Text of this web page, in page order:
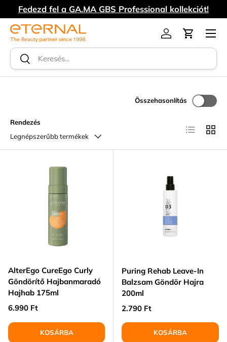
UGRÁS A TARTALOMRA
Fedezd fel a GA.MA GBS Professional kollekciót!
Keresés
Keresés
Log inKosár
Menü
Rendezés
Legnépszerűbb termékek
Összehasonlítás
Lista Rács
AlterEgo CureEgo Curly
Göndörítő Hajbanmaradó
Hajhab 175ml
Normál ár
6.990 Ft
KOSÁRBA
Puring Rehab Leave-In
Balzsam Göndör Hajra
200ml
Normál ár
2.790 Ft
KOSÁRBA